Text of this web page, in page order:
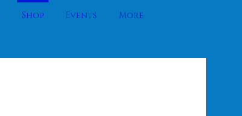
Shop Events More